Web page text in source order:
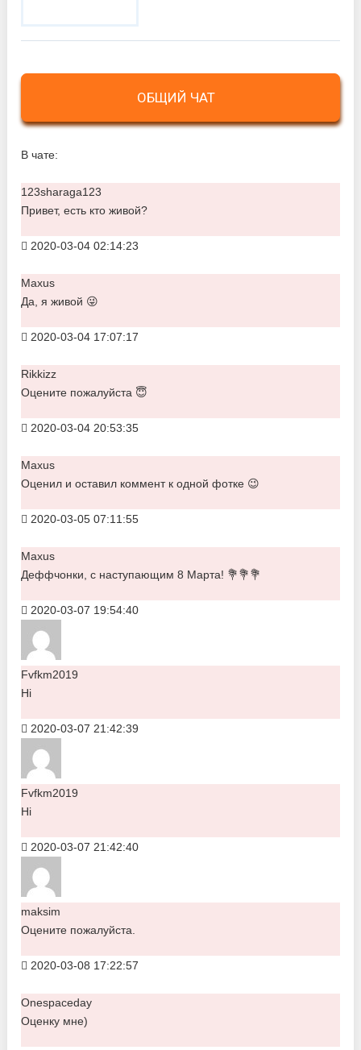
ОБЩИЙ ЧАТ
В чате:
123sharaga123
Привет, есть кто живой?
2020-03-04 02:14:23
Maxus
Да, я живой 😜
2020-03-04 17:07:17
Rikkizz
Оцените пожалуйста 😇
2020-03-04 20:53:35
Maxus
Оценил и оставил коммент к одной фотке 😉
2020-03-05 07:11:55
Maxus
Деффчонки, с наступающим 8 Марта! 💐💐💐
2020-03-07 19:54:40
Fvfkm2019
Hi
2020-03-07 21:42:39
Fvfkm2019
Hi
2020-03-07 21:42:40
maksim
Оцените пожалуйста.
2020-03-08 17:22:57
Onespaceday
Оценку мне)